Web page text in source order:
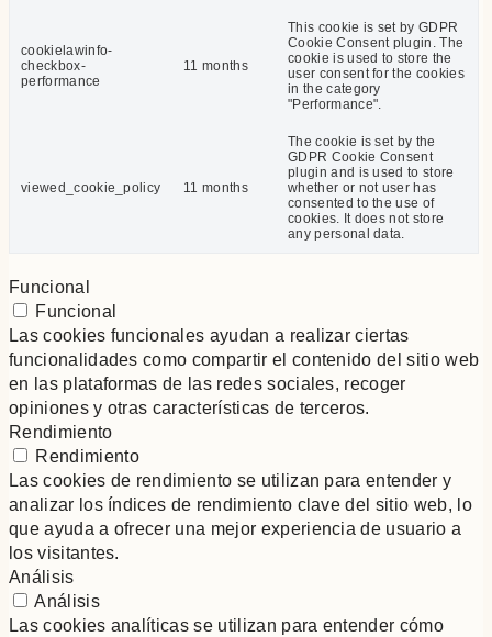
cookielawinfo-
checkbox-
performance
11 months
This cookie is set by GDPR
Cookie Consent plugin. The
cookie is used to store the
user consent for the cookies
in the category
"Performance".
viewed_cookie_policy 11 months
The cookie is set by the
GDPR Cookie Consent
plugin and is used to store
whether or not user has
consented to the use of
cookies. It does not store
any personal data.
Funcional
Funcional
Las cookies funcionales ayudan a realizar ciertas
funcionalidades como compartir el contenido del sitio web
en las plataformas de las redes sociales, recoger
opiniones y otras características de terceros.
Rendimiento
Rendimiento
Las cookies de rendimiento se utilizan para entender y
analizar los índices de rendimiento clave del sitio web, lo
que ayuda a ofrecer una mejor experiencia de usuario a
los visitantes.
Análisis
Análisis
Las cookies analíticas se utilizan para entender cómo